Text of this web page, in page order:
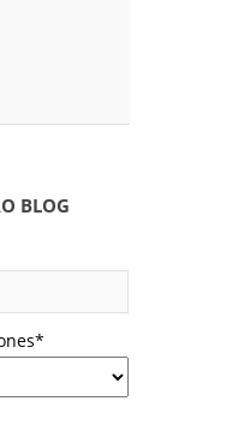
BLOG
*